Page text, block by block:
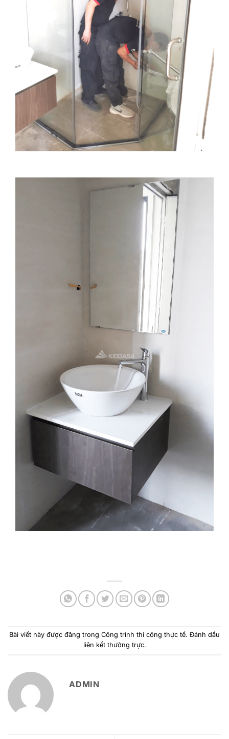
Bài viết này được đăng trong Công trình thi công thực tế. Đánh dấu
liên kết thường trực.
ADMIN